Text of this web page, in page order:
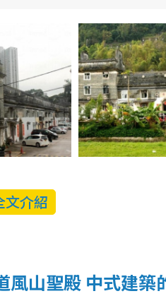
文介紹
風山聖殿 中式建築